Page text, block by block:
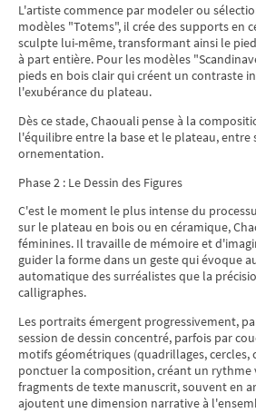
L'artiste commence par modeler ou
modèles "Totems", il crée des supports en
sculpte lui-même, transformant ainsi le
à part entière. Pour les modèles
pieds en bois clair qui créent un contraste
l'exubérance du plateau.
Dès ce stade, Chaouali pense à la
l'équilibre entre la base et le plateau, entre
ornementation.
Phase 2 : Le Dessin des Figures
C'est le moment le plus intense du
sur le plateau en bois ou en céramique,
féminines. Il travaille de mémoire et
guider la forme dans un geste qui évoque
automatique des surréalistes que la
calligraphes.
Les portraits émergent progressivement,
session de dessin concentré, parfois par
motifs géométriques (quadrillages,
ponctuer la composition, créant un rythme
fragments de texte manuscrit, souvent en
ajoutent une dimension narrative à